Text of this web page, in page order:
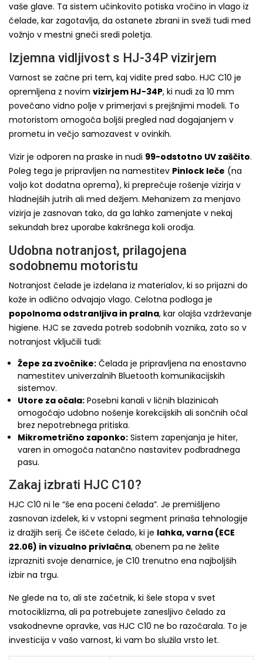
vaše glave. Ta sistem učinkovito potiska vročino in vlago iz
čelade, kar zagotavlja, da ostanete zbrani in sveži tudi med
vožnjo v mestni gneči sredi poletja.
Izjemna vidljivost s HJ-34P vizirjem
Varnost se začne pri tem, kaj vidite pred sabo. HJC C10 je
opremljena z novim vizirjem HJ-34P, ki nudi za 10 mm
povečano vidno polje v primerjavi s prejšnjimi modeli. To
motoristom omogoča boljši pregled nad dogajanjem v
prometu in večjo samozavest v ovinkih.
Vizir je odporen na praske in nudi 99-odstotno UV zaščito.
Poleg tega je pripravljen na namestitev Pinlock leče (na
voljo kot dodatna oprema), ki preprečuje rošenje vizirja v
hladnejših jutrih ali med dežjem. Mehanizem za menjavo
vizirja je zasnovan tako, da ga lahko zamenjate v nekaj
sekundah brez uporabe kakršnega koli orodja.
Udobna notranjost, prilagojena
sodobnemu motoristu
Notranjost čelade je izdelana iz materialov, ki so prijazni do
kože in odlično odvajajo vlago. Celotna podloga je
popolnoma odstranljiva in pralna, kar olajša vzdrževanje
higiene. HJC se zaveda potreb sodobnih voznika, zato so v
notranjost vključili tudi:
Žepe za zvočnike: Čelada je pripravljena na enostavno
namestitev univerzalnih Bluetooth komunikacijskih
sistemov.
Utore za očala: Posebni kanali v ličnih blazinicah
omogočajo udobno nošenje korekcijskih ali sončnih očal
brez nepotrebnega pritiska.
Mikrometrično zaponko: Sistem zapenjanja je hiter,
varen in omogoča natančno nastavitev podbradnega
pasu.
Zakaj izbrati HJC C10?
HJC C10 ni le “še ena poceni čelada”. Je premišljeno
zasnovan izdelek, ki v vstopni segment prinaša tehnologije
iz dražjih serij. Če iščete čelado, ki je lahka, varna (ECE
22.06) in vizualno privlačna, obenem pa ne želite
izprazniti svoje denarnice, je C10 trenutno ena najboljših
izbir na trgu.
Ne glede na to, ali ste začetnik, ki šele stopa v svet
motociklizma, ali pa potrebujete zanesljivo čelado za
vsakodnevne opravke, vas HJC C10 ne bo razočarala. To je
investicija v vašo varnost, ki vam bo služila vrsto let.